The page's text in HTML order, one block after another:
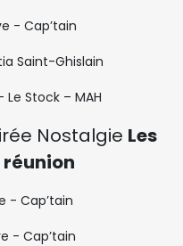
- Cap’tain
Saint-Ghislain
Le Stock – MAH
Nostalgie Les
réunion
- Cap’tain
- Cap’tain